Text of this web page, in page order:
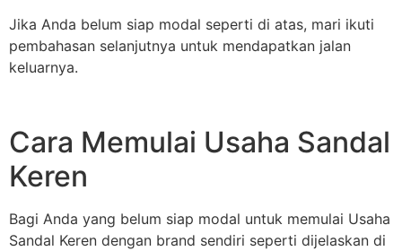
Jika Anda belum siap modal seperti di atas, mari ikuti
pembahasan selanjutnya untuk mendapatkan jalan
keluarnya.
Cara Memulai Usaha Sandal
Keren
Bagi Anda yang belum siap modal untuk memulai Usaha
Sandal Keren dengan brand sendiri seperti dijelaskan di